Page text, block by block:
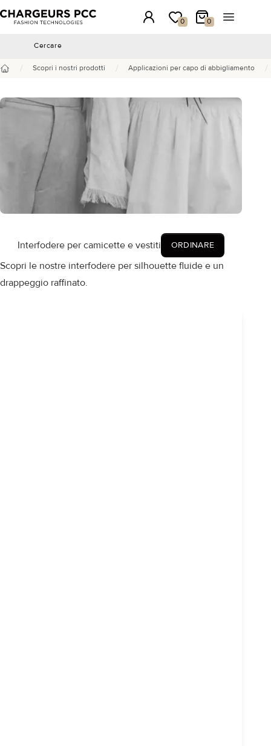
Chargeurs PCC Accesso0
La mia wishlist
0
Il mio carrello
Aprire il
Cercare
/ Scopri i nostri prodotti / Applicazioni per capo di abbigliamento /
Interfodere per camicette e vestiti ORDINARE
Scopri le nostre interfodere per silhouette fluide e un
drappeggio raffinato.